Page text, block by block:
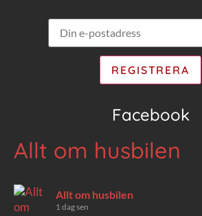
Facebook
Allt om husbilen
Allt om husbilen
1 dag sen